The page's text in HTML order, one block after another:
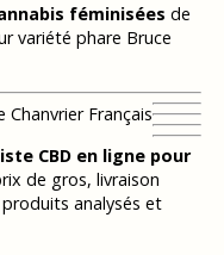
féminisées de
variété phare Bruce
Chanvrier Français
CBD en ligne pour
de gros, livraison
analysés et